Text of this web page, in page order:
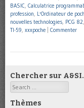
BASIC, Calculatrice
profession, L'Ordinateur de
nouvelles technologies, PCG 82,
TI-59, xxxpoche Commenter
Chercher sur
Search
Thèmes